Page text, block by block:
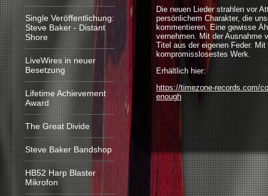
Single Veröffentlichung:
Steve Baker - Distant
Shore
LiveWires in neuer
Besetzung
Lifetime Achievement
Award
The Great Divide
Steve Baker Bandshop
HB52 Harp Blaster
Mikrofon
Die neuen Lieder strahlen vor
persönlichem Charakter, die
kommentieren. Eine gewisse
vernehmen. Mit der Ausnahme
Titel aus der eigenen Feder.
kompromisslosestes Werk.
Erhältlich hier:
https://timezone-records.com/
enough